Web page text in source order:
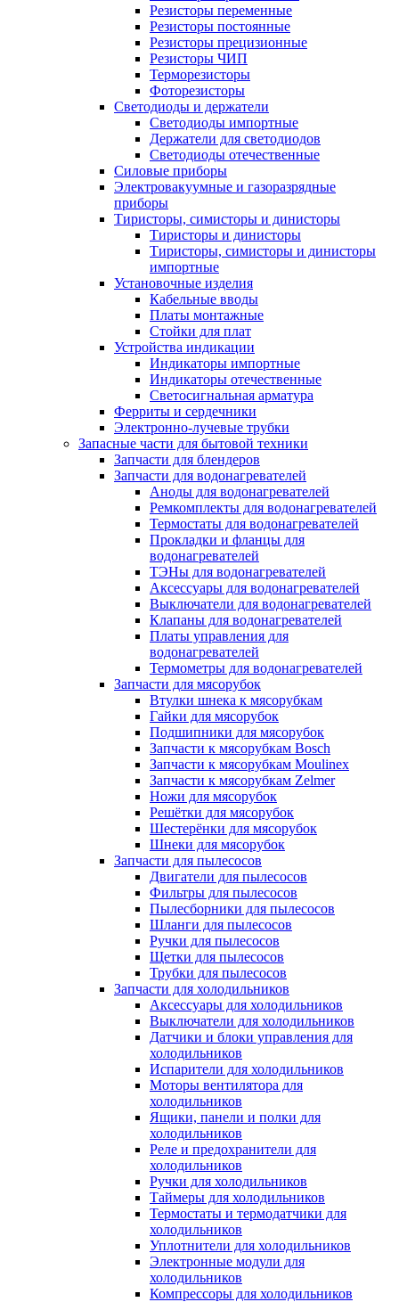
Резисторы переменные
Резисторы постоянные
Резисторы прецизионные
Резисторы ЧИП
Терморезисторы
Фоторезисторы
Светодиоды и держатели
Светодиоды импортные
Держатели для светодиодов
Светодиоды отечественные
Силовые приборы
Электровакуумные и газоразрядные
приборы
Тиристоры, симисторы и динисторы
Тиристоры и динисторы
Тиристоры, симисторы и динисторы
импортные
Установочные изделия
Кабельные вводы
Платы монтажные
Стойки для плат
Устройства индикации
Индикаторы импортные
Индикаторы отечественные
Светосигнальная арматура
Ферриты и сердечники
Электронно-лучевые трубки
Запасные части для бытовой техники
Запчасти для блендеров
Запчасти для водонагревателей
Аноды для водонагревателей
Ремкомплекты для водонагревателей
Термостаты для водонагревателей
Прокладки и фланцы для
водонагревателей
ТЭНы для водонагревателей
Аксессуары для водонагревателей
Выключатели для водонагревателей
Клапаны для водонагревателей
Платы управления для
водонагревателей
Термометры для водонагревателей
Запчасти для мясорубок
Втулки шнека к мясорубкам
Гайки для мясорубок
Подшипники для мясорубок
Запчасти к мясорубкам Bosch
Запчасти к мясорубкам Moulinex
Запчасти к мясорубкам Zelmer
Ножи для мясорубок
Решётки для мясорубок
Шестерёнки для мясорубок
Шнеки для мясорубок
Запчасти для пылесосов
Двигатели для пылесосов
Фильтры для пылесосов
Пылесборники для пылесосов
Шланги для пылесосов
Ручки для пылесосов
Щетки для пылесосов
Трубки для пылесосов
Запчасти для холодильников
Аксессуары для холодильников
Выключатели для холодильников
Датчики и блоки управления для
холодильников
Испарители для холодильников
Моторы вентилятора для
холодильников
Ящики, панели и полки для
холодильников
Реле и предохранители для
холодильников
Ручки для холодильников
Таймеры для холодильников
Термостаты и термодатчики для
холодильников
Уплотнители для холодильников
Электронные модули для
холодильников
Компрессоры для холодильников